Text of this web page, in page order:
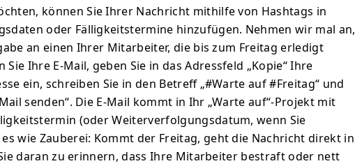
können Sie Ihrer Nachricht mithilfe von Hashtags in
oder Fälligkeitstermine hinzufügen. Nehmen wir mal an,
an einen Ihrer Mitarbeiter, die bis zum Freitag erledigt
Sie Ihre E-Mail, geben Sie in das Adressfeld „Kopie“ Ihre
ein, schreiben Sie in den Betreff „#Warte auf #Freitag“ und
senden“. Die E-Mail kommt in Ihr „Warte auf“-Projekt mit
(oder Weiterverfolgungsdatum, wenn Sie
wie Zauberei: Kommt der Freitag, geht die Nachricht direkt in
daran zu erinnern, dass Ihre Mitarbeiter bestraft oder nett